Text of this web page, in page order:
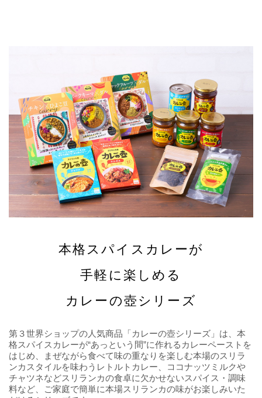
本格スパイスカレーが
手軽に楽しめる
カレーの壺シリーズ
第３世界ショップの人気商品「カレーの壺シリーズ」は、本
格スパイスカレーが“あっという間”に作れるカレーペーストを
はじめ、まぜながら食べて味の重なりを楽しむ本場のスリラ
ンカスタイルを味わうレトルトカレー、ココナッツミルクや
チャツネなどスリランカの食卓に欠かせないスパイス・調味
料など、ご家庭で簡単に本場スリランカの味がお楽しみいた